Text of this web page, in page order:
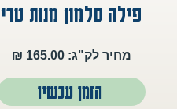
פילה סלמון מנות טרי
מחיר לק"ג: 165.00 ₪
הזמן עכשיו